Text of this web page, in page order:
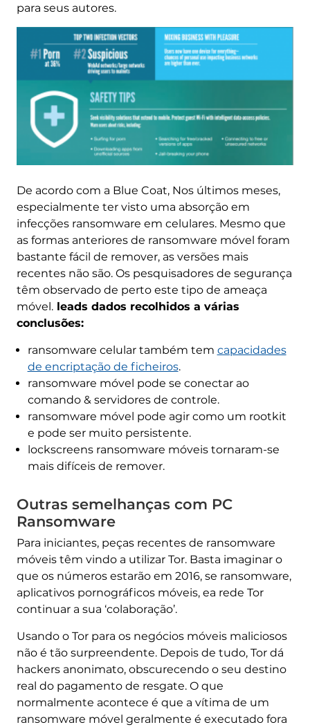
para seus autores.
De acordo com a Blue Coat, Nos últimos meses,
especialmente ter visto uma absorção em
infecções ransomware em celulares. Mesmo que
as formas anteriores de ransomware móvel foram
bastante fácil de remover, as versões mais
recentes não são. Os pesquisadores de segurança
têm observado de perto este tipo de ameaça
móvel.leads dados recolhidos a várias
conclusões:
ransomware celular também tem capacidades
de encriptação de ficheiros.
ransomware móvel pode se conectar ao
comando & servidores de controle.
ransomware móvel pode agir como um rootkit
e pode ser muito persistente.
lockscreens ransomware móveis tornaram-se
mais difíceis de remover.
Outras semelhanças com PC
Ransomware
Para iniciantes, peças recentes de ransomware
móveis têm vindo a utilizar Tor. Basta imaginar o
que os números estarão em 2016, se ransomware,
aplicativos pornográficos móveis, ea rede Tor
continuar a sua ‘colaboração’.
Usando o Tor para os negócios móveis maliciosos
não é tão surpreendente. Depois de tudo, Tor dá
hackers anonimato, obscurecendo o seu destino
real do pagamento de resgate. O que
normalmente acontece é que a vítima de um
ransomware móvel geralmente é executado fora